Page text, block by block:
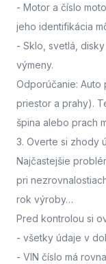
- Motor a číslo
jeho identifikácia
- Sklo, svetlá, disky
výmeny.
Odporúčanie: Auto
priestor a prahy).
špina alebo prach
3. Overte si zhody
Najčastejšie
pri
rok výroby…
Pred kontrolou si
- všetky údaje v
- VIN číslo má